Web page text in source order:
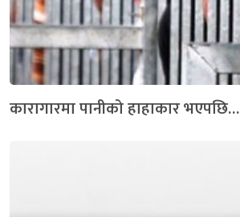
कारागारमा पानीको हाहाकार भएपछि…